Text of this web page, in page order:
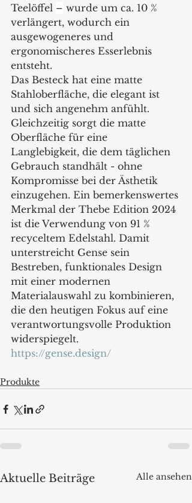
Teelöffel – wurde um ca. 10 %
verlängert, wodurch ein
ausgewogeneres und
ergonomischeres Esserlebnis
entsteht.
Das Besteck hat eine matte
Stahloberfläche, die elegant ist
und sich angenehm anfühlt.
Gleichzeitig sorgt die matte
Oberfläche für eine
Langlebigkeit, die dem täglichen
Gebrauch standhält - ohne
Kompromisse bei der Ästhetik
einzugehen. Ein bemerkenswertes
Merkmal der Thebe Edition 2024
ist die Verwendung von 91 %
recyceltem Edelstahl. Damit
unterstreicht Gense sein
Bestreben, funktionales Design
mit einer modernen
Materialauswahl zu kombinieren,
die den heutigen Fokus auf eine
verantwortungsvolle Produktion
widerspiegelt.
https://gense.design/
Produkte
Aktuelle Beiträge Alle ansehen